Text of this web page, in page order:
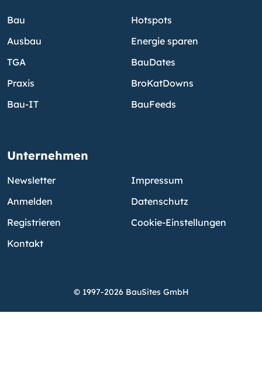
Bau
Ausbau
TGA
Praxis
Bau-IT
Hotspots
Energie sparen
BauDates
BroKatDowns
BauFeeds
Unternehmen
Newsletter
Anmelden
Registrieren
Kontakt
Impressum
Datenschutz
Cookie-Einstellungen
© 1997-2026 BauSites GmbH